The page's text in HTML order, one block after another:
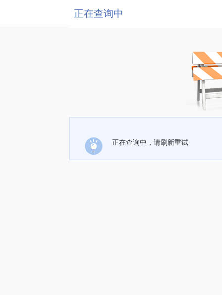
正在查询中
正在查询中，请刷新重试